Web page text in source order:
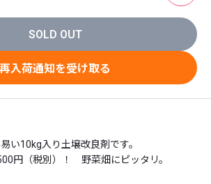
SOLD OUT
再入荷通知を受け取る
い10kg入り土壌改良剤です。
円（税別）！　野菜畑にピッタリ。